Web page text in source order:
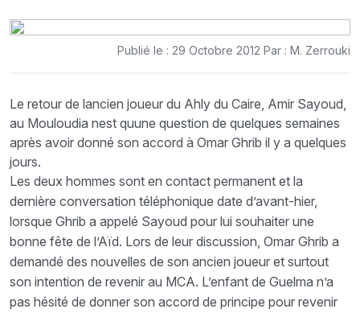
Publié le : 29 Octobre 2012 Par : M. Zerrouki
Le retour de lancien joueur du Ahly du Caire, Amir Sayoud,
au Mouloudia nest quune question de quelques semaines
après avoir donné son accord à Omar Ghrib il y a quelques
jours.
Les deux hommes sont en contact permanent et la
dernière conversation téléphonique date d’avant-hier,
lorsque Ghrib a appelé Sayoud pour lui souhaiter une
bonne fête de l’Aïd. Lors de leur discussion, Omar Ghrib a
demandé des nouvelles de son ancien joueur et surtout
son intention de revenir au MCA. L’enfant de Guelma n’a
pas hésité de donner son accord de principe pour revenir